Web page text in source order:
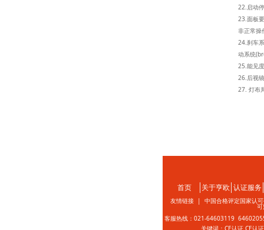
22.启动
23.面板
非正常操
24.刹车
动系统
25.能见
26.后视
27. 灯布
首页 关于亨欧 认证服务
友情链接 | 中国合格评定国家认
客服热线：021-64603119
关键词：CE认证 CE认